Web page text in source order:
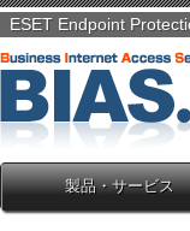
ESET Endpoint
製品・サービス